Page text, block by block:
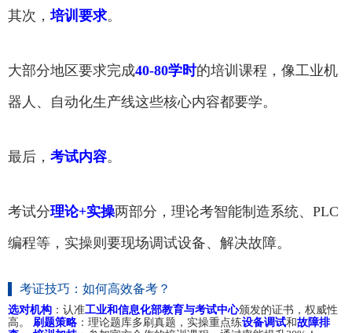
其次，培训要求。
大部分地区要求完成40-80学时的培训课程，像工业机
器人、自动化生产线这些核心内容都要学。
最后， 考试内容。
考试分理论+实操两部分，理论考智能制造系统、PLC
编程等，实操则要现场调试设备、解决故障。
考证技巧：如何高效备考？
选对机构 ：认准工业和信息化部教育与考试中心颁发的证书，权威性
高。 刷题策略 ：理论题库多刷真题，实操重点练设备调试和故障排